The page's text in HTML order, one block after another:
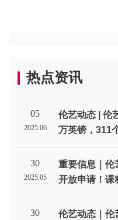
热点资讯
05
2025.06
伦艺动态 | 伦
万英镑，311
30
2025.05
重要信息｜伦
开放申请！课
30
伦艺动态｜伦